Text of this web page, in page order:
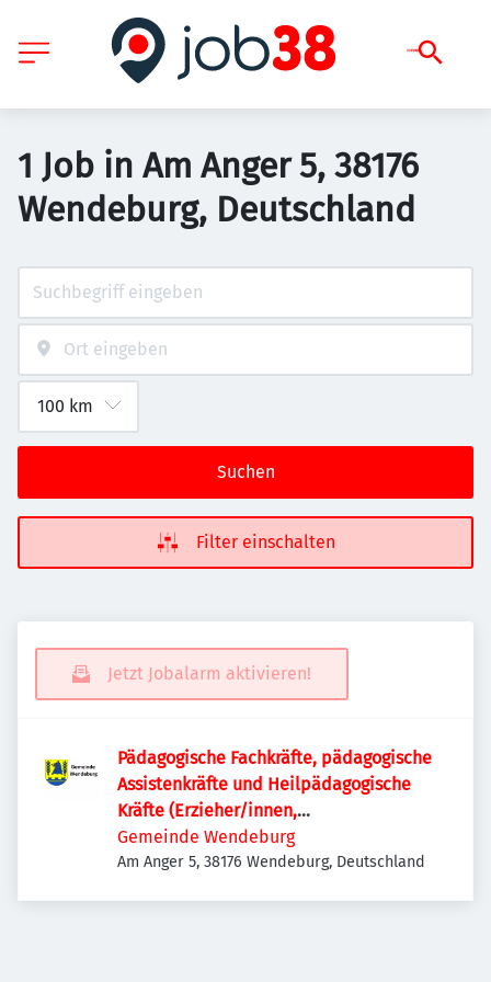
1 Job in Am Anger 5, 38176
Wendeburg, Deutschland
Suchen
Filter einschalten
Jetzt Jobalarm aktivieren!
Pädagogische Fachkräfte, pädagogische
Assistenkräfte und Heilpädagogische
Kräfte (Erzieher/innen,
Sozialassistent/innen, Heilp./-erzpflg.,
pp; m/w/d)
Gemeinde Wendeburg
Am Anger 5, 38176 Wendeburg, Deutschland